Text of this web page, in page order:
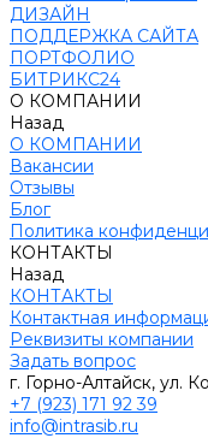
ДИЗАЙН
ПОДДЕРЖКА САЙТА
ПОРТФОЛИО
БИТРИКС24
О КОМПАНИИ
Назад
О КОМПАНИИ
Вакансии
Отзывы
Блог
Политика
КОНТАКТЫ
Назад
КОНТАКТЫ
Контактная
Реквизиты компании
Задать вопрос
г. Горно-Алтайск, ул.
+7 (923) 171 92 39
info@intrasib.ru